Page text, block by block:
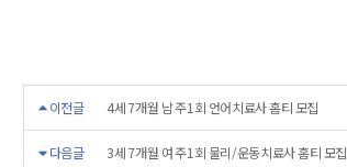
이전글 4세 7개월 남 주1회 언어치료사 홈티 모집
다음글 3세 7개월 여 주1회 물리/운동치료사 홈티 모집